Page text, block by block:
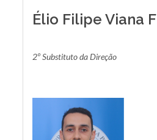
Élio Filipe Viana
2º Substituto da Direção